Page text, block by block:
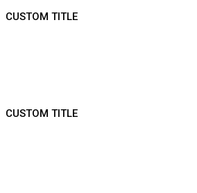
CUSTOM TITLE
CUSTOM TITLE